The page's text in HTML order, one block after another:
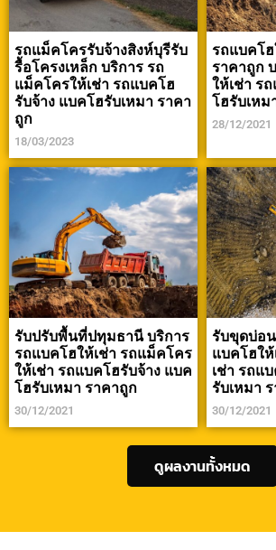
รถแม็คโครรับจ้างสิงห์บุรีรับ
รื้อโครงเหล็ก บริการ รถ
แม็คโครให้เช่า รถแบคโฮ
รับจ้าง แบคโฮรับเหมา ราคา
ถูก
18/03/2023
รถแบคโฮ
ราคาถูก
ให้เช่า ร
โฮรับเหม
28/12/2021
รับปรับพื้นที่ปทุมธานี บริการ
รถแบคโฮให้เช่า รถแม็คโคร
ให้เช่า รถแบคโฮรับจ้าง แบค
โฮรับเหมา ราคาถูก
30/12/2021
รับขุดบ่อ
แบคโฮใ
เช่า รถแ
รับเหมา
30/12/2021
ดูผลงานทั้งหมด